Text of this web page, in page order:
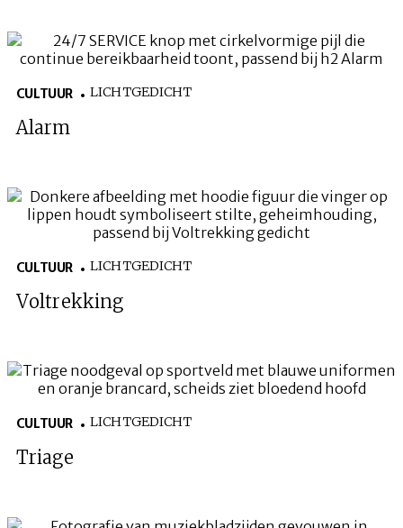
CULTUUR LICHTGEDICHT
Alarm
CULTUUR LICHTGEDICHT
Voltrekking
CULTUUR LICHTGEDICHT
Triage